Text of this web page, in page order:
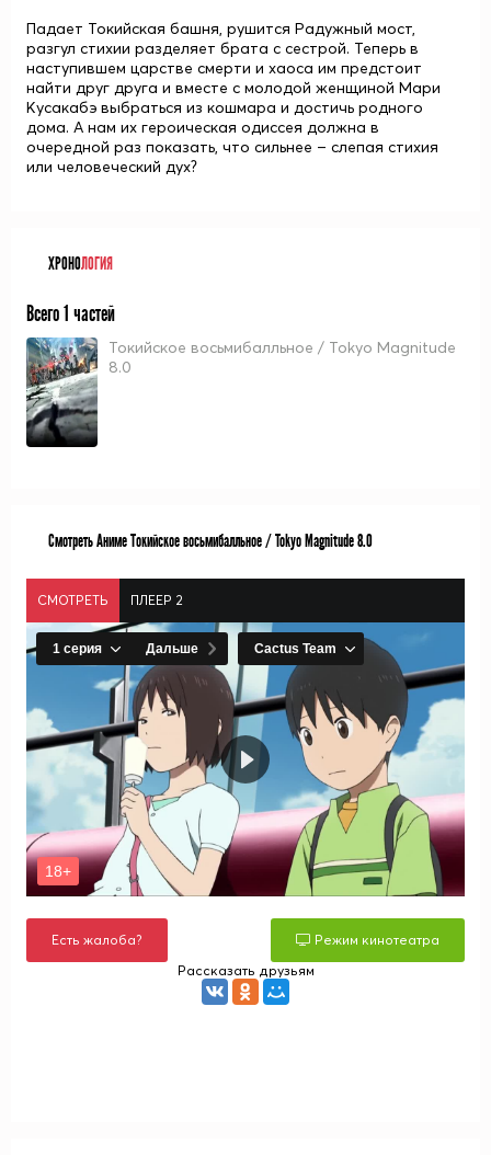
Падает Токийская башня, рушится Радужный мост,
разгул стихии разделяет брата с сестрой. Теперь в
наступившем царстве смерти и хаоса им предстоит
найти друг друга и вместе с молодой женщиной Мари
Кусакабэ выбраться из кошмара и достичь родного
дома. А нам их героическая одиссея должна в
очередной раз показать, что сильнее – слепая стихия
или человеческий дух?
ХРОНОЛОГИЯ
Всего 1 частей
Токийское восьмибалльное / Tokyo Magnitude
8.0
Смотреть Аниме Токийское восьмибалльное / Tokyo Magnitude 8.0
СМОТРЕТЬ ПЛЕЕР 2
Есть жалоба?
Режим кинотеатра
Рассказать друзьям